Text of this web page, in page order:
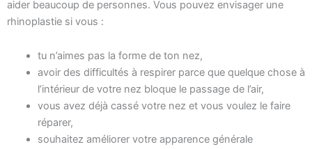
aider beaucoup de personnes. Vous pouvez envisager une
rhinoplastie si vous :
tu n’aimes pas la forme de ton nez,
avoir des difficultés à respirer parce que quelque chose à
l’intérieur de votre nez bloque le passage de l’air,
vous avez déjà cassé votre nez et vous voulez le faire
réparer,
souhaitez améliorer votre apparence générale